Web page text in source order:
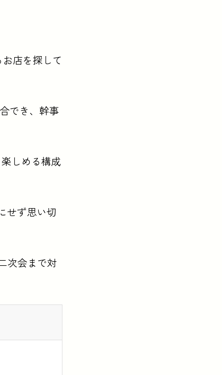
店を探して
でき、幹事
しめる構成
せず思い切
次会まで対